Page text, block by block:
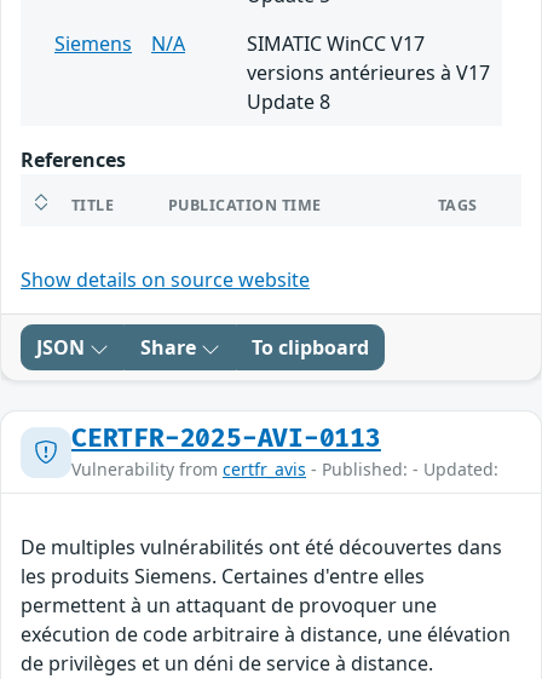
Siemens
N/A
SIMATIC WinCC V17
versions antérieures à V17
Update 8
References
TITLE PUBLICATION TIME TAGS
Show details on source website
JSON Share To clipboard
CERTFR-2025-AVI-0113
Vulnerability from certfr_avis - Published: - Updated:
De multiples vulnérabilités ont été découvertes dans
les produits Siemens. Certaines d'entre elles
permettent à un attaquant de provoquer une
exécution de code arbitraire à distance, une élévation
de privilèges et un déni de service à distance.